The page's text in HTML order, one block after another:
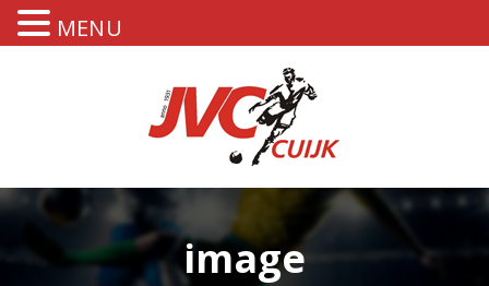
image
MENU